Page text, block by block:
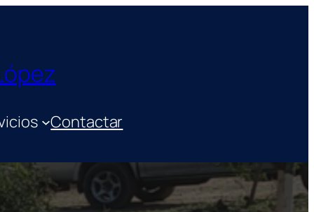
Contactar